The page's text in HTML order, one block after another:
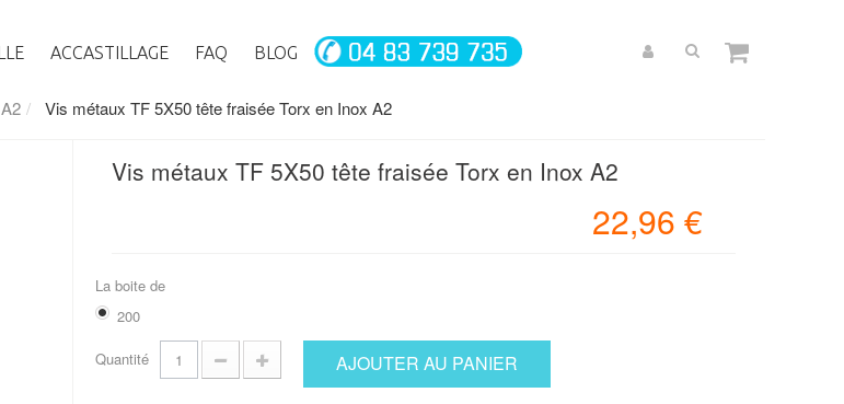
ACCASTILLAGE FAQ BLOG
Vis métaux TF 5X50 tête fraisée Torx en Inox A2
Vis métaux TF 5X50 tête fraisée Torx en Inox A2
22,96 €
La boite de
200
Quantité AJOUTER AU PANIER